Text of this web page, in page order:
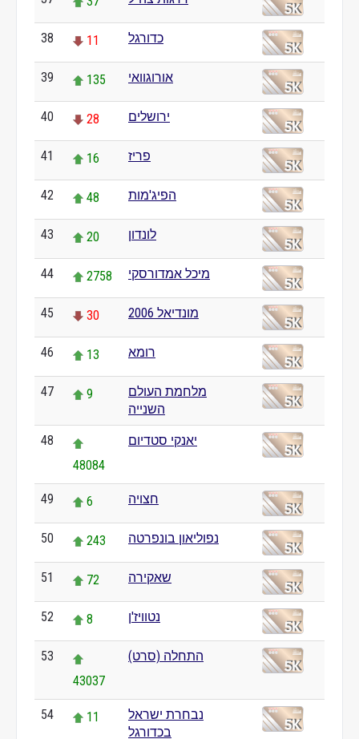
38 11 כדורגל
39 135 אורוגוואי
40 28 ירושלים
41 16 פריז
42 48 הפיג'מות
43 20 לונדון
44 2758 מיכל אמדורסקי
45 30 מונדיאל 2006
46 13 רומא
47 9
מלחמת העולם
השנייה
48
48084
יאנקי סטדיום
49 6 חצויה
50 243 נפוליאון בונפרטה
51 72 שאקירה
52 8 נטוויז'ן
53
43037
התחלה (סרט)
54 11
נבחרת ישראל
בכדורגל